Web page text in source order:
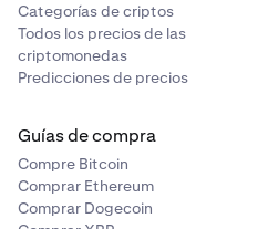
Categorías de criptos
Todos los precios de las
criptomonedas
Predicciones de precios
Guías de compra
Compre Bitcoin
Comprar Ethereum
Comprar Dogecoin